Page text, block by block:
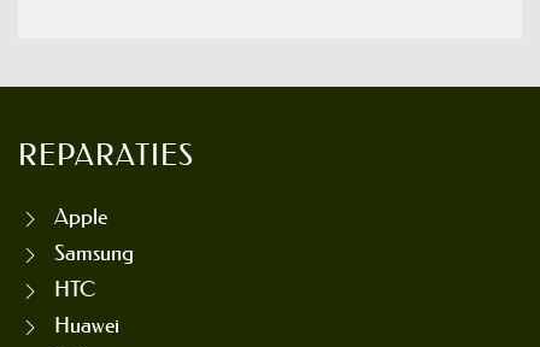
REPARATIES
Apple
Samsung
HTC
Huawei